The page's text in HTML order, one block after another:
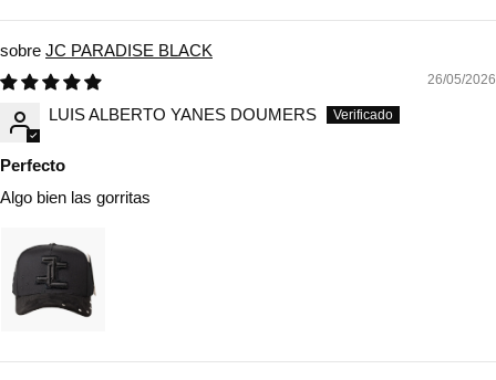
JC PARADISE BLACK
26/05/2026
LUIS ALBERTO YANES DOUMERS
Perfecto
Algo bien las gorritas